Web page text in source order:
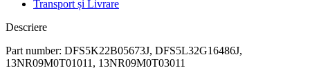
Transport și Livrare
Descriere
Part number: DFS5K22B05673J, DFS5L32G16486J,
13NR09M0T01011, 13NR09M0T03011